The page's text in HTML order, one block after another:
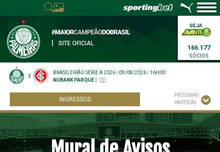
SITE OFICIAL
166.177
SÓCIOS
X
BRASILEIRÃO SÉRIE A 2026 09/08/2026
16H00
NUBANK PARQUE
INGRESSOS
PRÓXIMAS
PARTIDAS